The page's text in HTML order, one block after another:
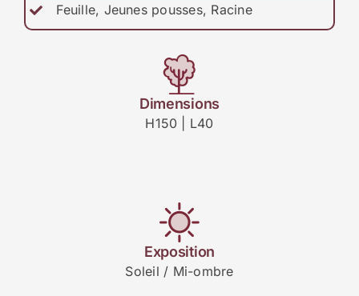
Feuille, Jeunes pousses, Racine
Dimensions
H150 | L40
Exposition
Soleil / Mi-ombre